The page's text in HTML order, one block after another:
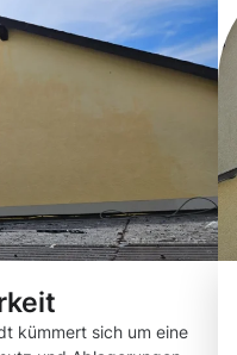
kümmert sich um eine